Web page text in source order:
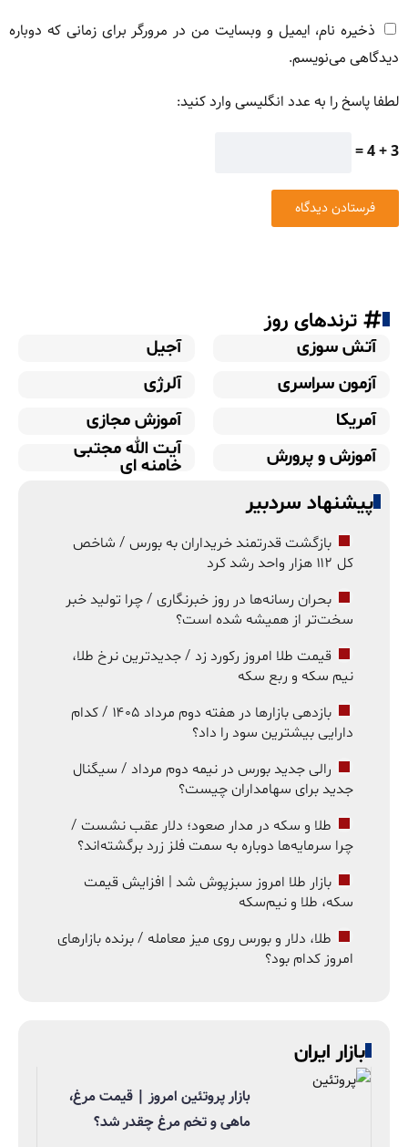
ذخیره نام، ایمیل و وبسایت من در مرورگر برای زمانی که دوباره
دیدگاهی می‌نویسم.
لطفا پاسخ را به عدد انگلیسی وارد کنید:
3 + 4 =
ترندهای روز
آتش سوزی
آجیل
آزمون سراسری
آلرژی
آمریکا
آموزش مجازی
آموزش و پرورش
آیت الله مجتبی
خامنه ای
پیشنهاد سردبیر
بازگشت قدرتمند خریداران به بورس / شاخص
کل ۱۱۲ هزار واحد رشد کرد
بحران رسانه‌ها در روز خبرنگاری / چرا تولید خبر
سخت‌تر از همیشه شده است؟
قیمت طلا امروز رکورد زد / جدیدترین نرخ طلا،
نیم سکه و ربع سکه
بازدهی بازارها در هفته دوم مرداد ۱۴۰۵ / کدام
دارایی بیشترین سود را داد؟
رالی جدید بورس در نیمه دوم مرداد / سیگنال
جدید برای سهامداران چیست؟
طلا و سکه در مدار صعود؛ دلار عقب نشست /
چرا سرمایه‌ها دوباره به سمت فلز زرد برگشته‌اند؟
بازار طلا امروز سبزپوش شد | افزایش قیمت
سکه، طلا و نیم‌سکه
طلا، دلار و بورس روی میز معامله / برنده بازارهای
امروز کدام بود؟
بازار ایران
بازار پروتئین امروز | قیمت مرغ،
ماهی و تخم مرغ چقدر شد؟